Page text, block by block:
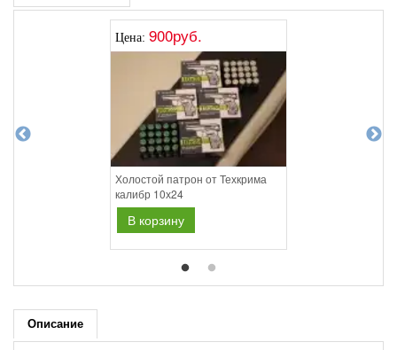
Цена: 900руб.
Холостой патрон от Техкрима
калибр 10х24
В корзину
Описание